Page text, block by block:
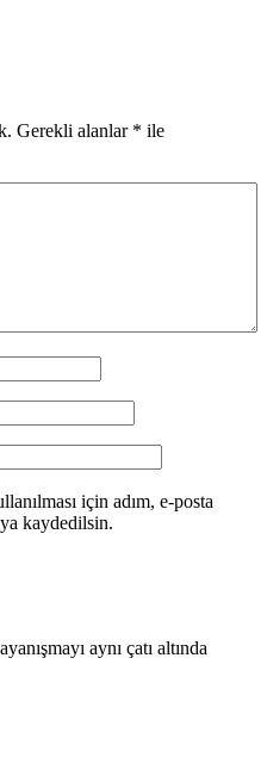
Gerekli alanlar * ile
için adım, e-posta
kaydedilsin.
aynı çatı altında